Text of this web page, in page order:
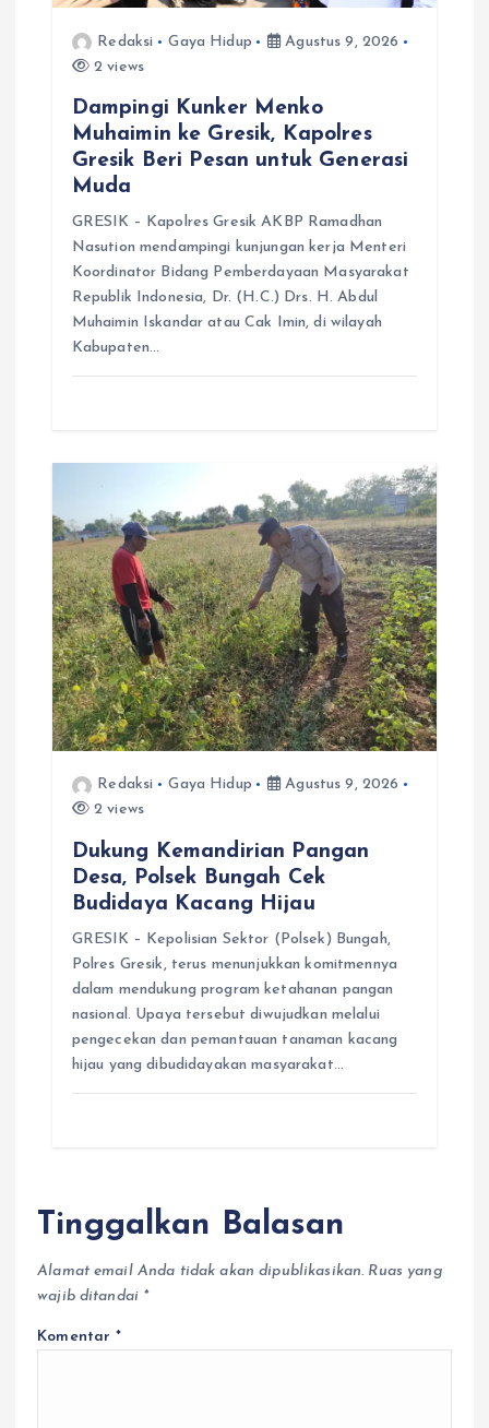
Redaksi Gaya Hidup
Agustus 9, 2026
2 views
Dampingi Kunker Menko
Muhaimin ke Gresik, Kapolres
Gresik Beri Pesan untuk Generasi
Muda
GRESIK – Kapolres Gresik AKBP Ramadhan
Nasution mendampingi kunjungan kerja Menteri
Koordinator Bidang Pemberdayaan Masyarakat
Republik Indonesia, Dr. (H.C.) Drs. H. Abdul
Muhaimin Iskandar atau Cak Imin, di wilayah
Kabupaten…
Redaksi Gaya Hidup
Agustus 9, 2026
2 views
Dukung Kemandirian Pangan
Desa, Polsek Bungah Cek
Budidaya Kacang Hijau
GRESIK – Kepolisian Sektor (Polsek) Bungah,
Polres Gresik, terus menunjukkan komitmennya
dalam mendukung program ketahanan pangan
nasional. Upaya tersebut diwujudkan melalui
pengecekan dan pemantauan tanaman kacang
hijau yang dibudidayakan masyarakat…
Tinggalkan Balasan
Alamat email Anda tidak akan dipublikasikan. Ruas yang
wajib ditandai *
Komentar*